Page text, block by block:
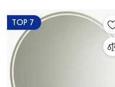
TOP 7